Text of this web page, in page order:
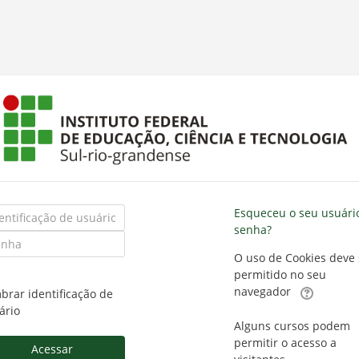
identificação de
Acessar
Esqueceu o seu
senha?
O uso de Cookies deve
permitido no seu
navegador
Alguns cursos podem
permitir o acesso a